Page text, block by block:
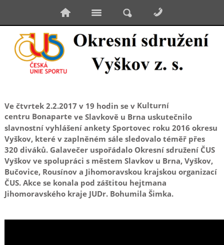
Ve čtvrtek 2.2.2017 v 19 hodin se v Kulturní
centru Bonaparteve Slavkově u Brna uskutečnilo
slavnostní vyhlášení ankety Sportovec roku 2016 okresu
Vyškov, které v zaplněném sále sledovalo téměř přes
320 diváků. Galavečer uspořádalo Okresní sdružení ČUS
Vyškov ve spolupráci s městem Slavkov u Brna, Vyškov,
Bučovice, Rousínov a Jihomoravskou krajskou organizací
ČUS. Akce se konala pod záštitou hejtmana
Jihomoravského kraje JUDr. Bohumila Šimka.